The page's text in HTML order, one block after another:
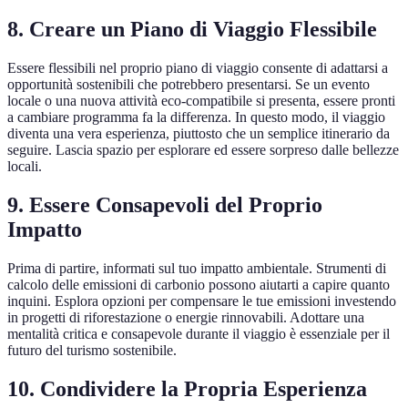
8. Creare un Piano di Viaggio Flessibile
Essere flessibili nel proprio piano di viaggio consente di adattarsi a
opportunità sostenibili che potrebbero presentarsi. Se un evento
locale o una nuova attività eco-compatibile si presenta, essere pronti
a cambiare programma fa la differenza. In questo modo, il viaggio
diventa una vera esperienza, piuttosto che un semplice itinerario da
seguire. Lascia spazio per esplorare ed essere sorpreso dalle bellezze
locali.
9. Essere Consapevoli del Proprio
Impatto
Prima di partire, informati sul tuo impatto ambientale. Strumenti di
calcolo delle emissioni di carbonio possono aiutarti a capire quanto
inquini. Esplora opzioni per compensare le tue emissioni investendo
in progetti di riforestazione o energie rinnovabili. Adottare una
mentalità critica e consapevole durante il viaggio è essenziale per il
futuro del turismo sostenibile.
10. Condividere la Propria Esperienza